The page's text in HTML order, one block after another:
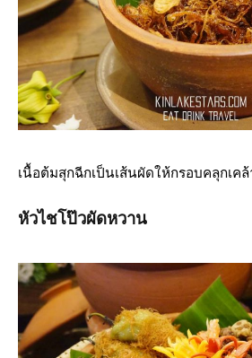
เนื้อต้มสุกฉีกเป็นเส้นผัดให้กรอบคลุกเค
หัวไชโป๊วผัดหวาน